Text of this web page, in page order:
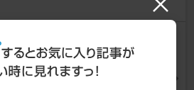
ド LEDウインカー アンバー220
0lm